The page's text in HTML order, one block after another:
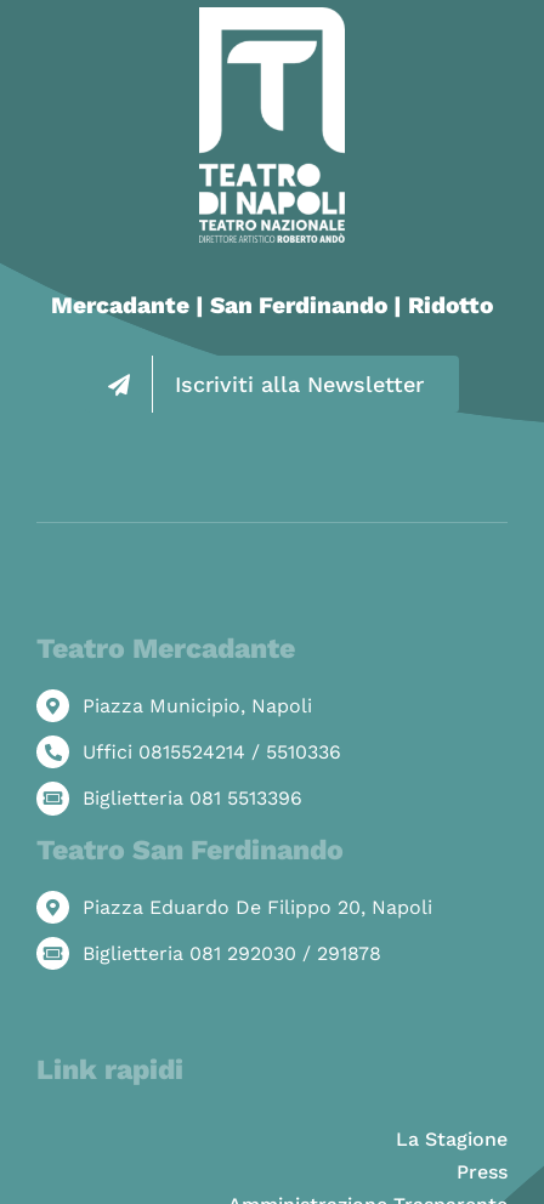
Mercadante | San Ferdinando | Ridotto
Iscriviti alla Newsletter
Teatro Mercadante
Piazza Municipio, Napoli
Uffici 0815524214 / 5510336
Biglietteria 081 5513396
Teatro San Ferdinando
Piazza Eduardo De Filippo 20, Napoli
Biglietteria 081 292030 / 291878
Link rapidi
La Stagione
Press